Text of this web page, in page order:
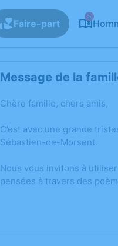
Faire-part
5
Message de la
Chère famille, chers amis,
C’est avec une grande
Sébastien-de-Morsent.
Nous vous invitons à
pensées à travers des